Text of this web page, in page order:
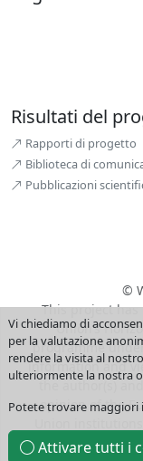
Risultati del
Rapporti di progetto
Biblioteca di
Pubblicazioni
©
This project
Union’s
programme
information and
the author(s)
opinion of the
their behalf may
Vi chiediamo di
per la valutazione
rendere la visita al
ulteriormente la nostra
Potete trovare
Attivare tutti i